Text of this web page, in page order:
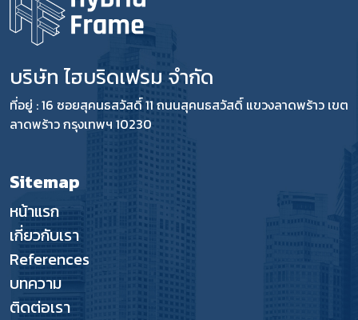
บริษัท ไฮบริดเฟรม จำกัด
ที่อยู่ : 16 ซอยสุคนธสวัสดิ์ 11 ถนนสุคนธสวัสดิ์ แขวงลาดพร้าว เขต
ลาดพร้าว กรุงเทพฯ 10230
Sitemap
หน้าแรก
เกี่ยวกับเรา
References
บทความ
ติดต่อเรา